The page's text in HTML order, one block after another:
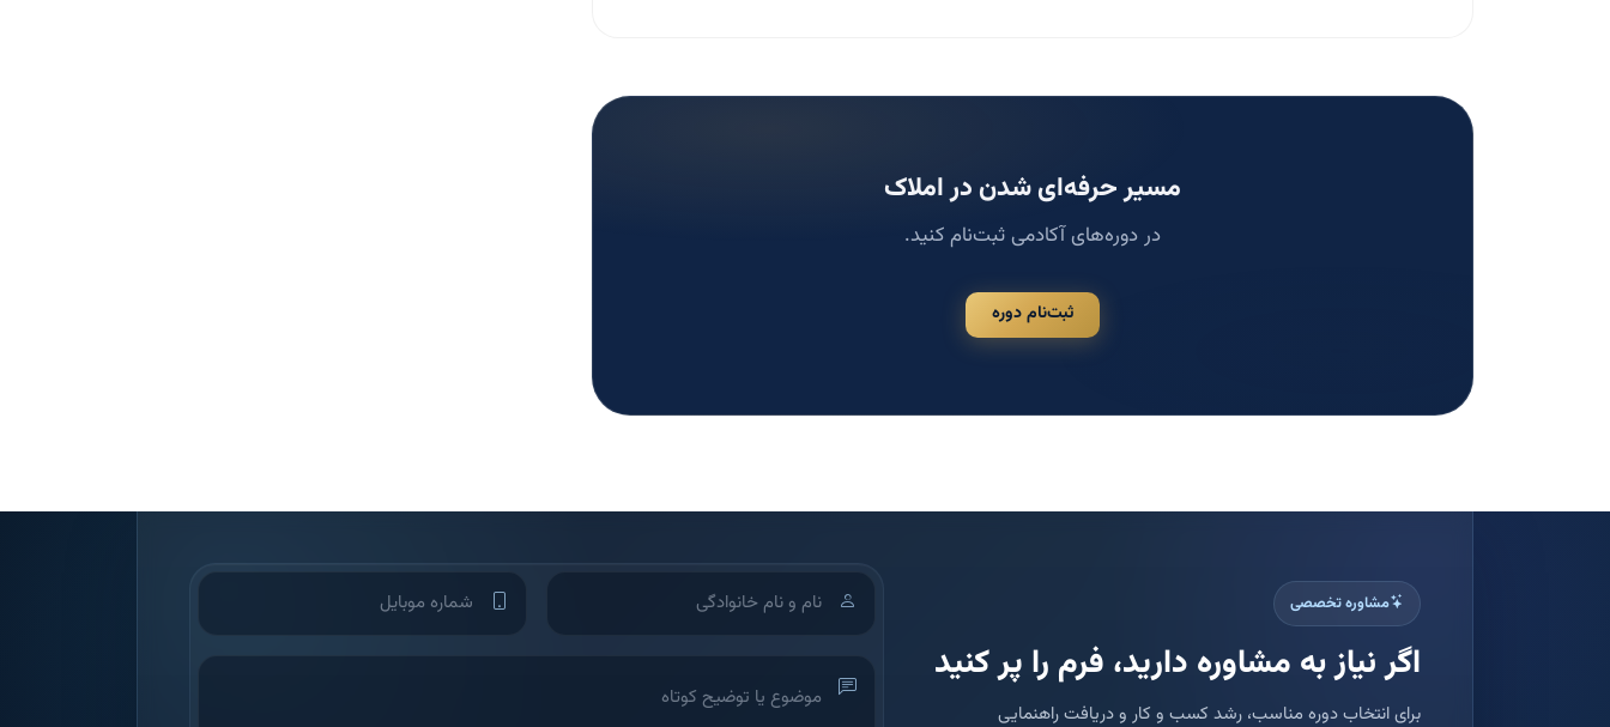
مسیر حرفه‌ای شدن در املاک
در دوره‌های آکادمی ثبت‌نام کنید.
ثبت‌نام دوره
مشاوره تخصصی
اگر نیاز به مشاوره دارید، فرم را پر کنید
برای انتخاب دوره مناسب، رشد کسب و کار و دریافت راهنمایی